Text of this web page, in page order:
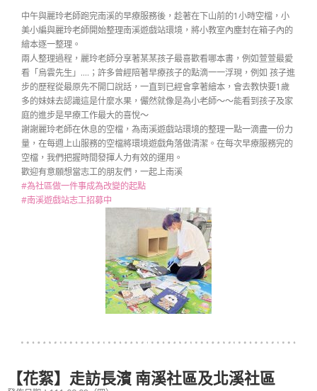
中午與麗玲老師跑完南溪的早療服務後，趁著在下山前的1小時空檔，小
美小編與麗玲老師開始整理南溪遊戲站環境，將小教室內塵封在箱子內的
繪本逐一整理。
兩人整理過程，麗玲老師分享著某某孩子最喜歡看哪本書，例如萱萱最愛
看「烏雲先生」….；許多曾經陪著早療孩子的點滴一一浮現，例如 孩子進
步的歷程從最原先不開口說話，一直到已經會拿著繪本，會去教快要1歲
多的妹妹去認識這是什麼水果，儼然就像是為小老師～～能看到孩子及家
庭的進步是早療工作最大的喜悅～
謝謝麗玲老師在休息的空檔，為南溪遊戲站環境的整理一點一滴盡一份力
量，在每週上山服務的空檔將環境遊戲角落做清潔。在每次早療服務完的
空檔，我們把握時間發揮人力有效的運用。
歡迎有意願想當志工的朋友們，一起上南溪
#為社區做一件事成為改變的起點
#南溪遊戲站志工招募中
【花絮】走訪長濱 南溪社區及北溪社區